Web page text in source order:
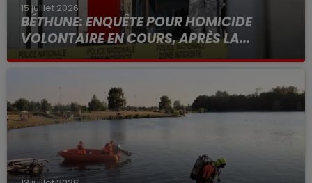
15 juillet 2026
BÉTHUNE: ENQUÊTE POUR HOMICIDE
VOLONTAIRE EN COURS, APRÈS LA...
Selon les premiers éléments, le logement servait